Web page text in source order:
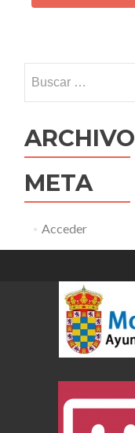
ARCHIVO
META
Acceder